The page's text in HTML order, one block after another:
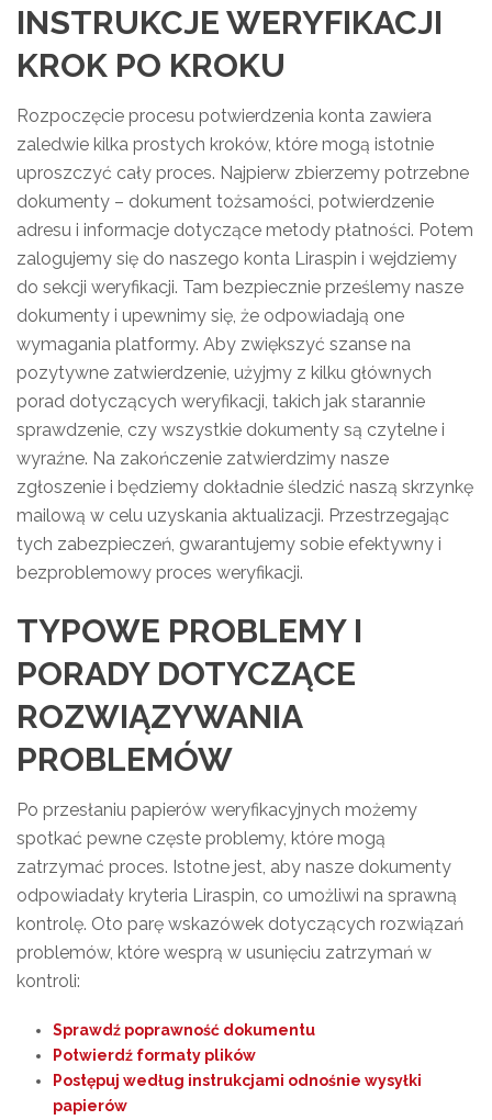
INSTRUKCJE WERYFIKACJI
KROK PO KROKU
Rozpoczęcie procesu potwierdzenia konta zawiera
zaledwie kilka prostych kroków, które mogą istotnie
uproszczyć cały proces. Najpierw zbierzemy potrzebne
dokumenty – dokument tożsamości, potwierdzenie
adresu i informacje dotyczące metody płatności. Potem
zalogujemy się do naszego konta Liraspin i wejdziemy
do sekcji weryfikacji. Tam bezpiecznie prześlemy nasze
dokumenty i upewnimy się, że odpowiadają one
wymagania platformy. Aby zwiększyć szanse na
pozytywne zatwierdzenie, użyjmy z kilku głównych
porad dotyczących weryfikacji, takich jak starannie
sprawdzenie, czy wszystkie dokumenty są czytelne i
wyraźne. Na zakończenie zatwierdzimy nasze
zgłoszenie i będziemy dokładnie śledzić naszą skrzynkę
mailową w celu uzyskania aktualizacji. Przestrzegając
tych zabezpieczeń, gwarantujemy sobie efektywny i
bezproblemowy proces weryfikacji.
TYPOWE PROBLEMY I
PORADY DOTYCZĄCE
ROZWIĄZYWANIA
PROBLEMÓW
Po przesłaniu papierów weryfikacyjnych możemy
spotkać pewne częste problemy, które mogą
zatrzymać proces. Istotne jest, aby nasze dokumenty
odpowiadały kryteria Liraspin, co umożliwi na sprawną
kontrolę. Oto parę wskazówek dotyczących rozwiązań
problemów, które wesprą w usunięciu zatrzymań w
kontroli:
Sprawdź poprawność dokumentu
Potwierdź formaty plików
Postępuj według instrukcjami odnośnie wysyłki
papierów